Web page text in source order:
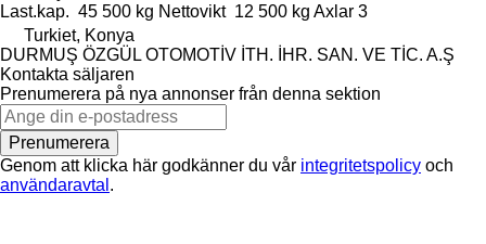
Last.kap. 45 500 kg Nettovikt 12 500 kg Axlar 3
Turkiet, Konya
DURMUŞ ÖZGÜL OTOMOTİV İTH. İHR. SAN. VE TİC. A.Ş
Kontakta säljaren
Prenumerera på nya annonser från denna sektion
Prenumerera
Genom att klicka här godkänner du vår integritetspolicy och
användaravtal .